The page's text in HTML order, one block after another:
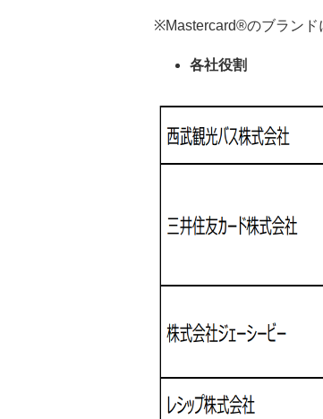
※Mastercard®のブランド
各社役割